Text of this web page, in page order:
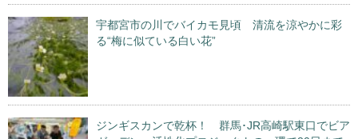
宇都宮市の川でバイカモ見頃 清流を涼やかに彩
る“梅に似ている白い花”
ジンギスカンで乾杯！ 群馬･JR高崎駅東口でビア